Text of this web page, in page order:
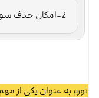
2-امکان حذف سواپ وجود دارد؟
تورم به عنوان یکی از